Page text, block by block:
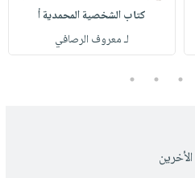
كتاب الشخصية المحمدية أ
لـ معروف الرصافي
3
4
5